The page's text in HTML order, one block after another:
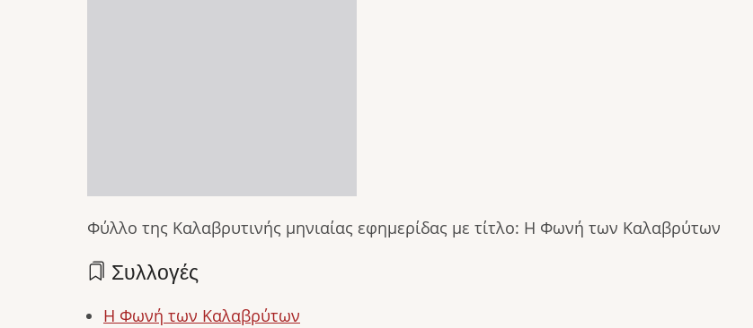
Φύλλο της Καλαβρυτινής μηνιαίας εφημερίδας με τίτλο: Η Φωνή των Καλαβρύτων
Συλλογές
Η Φωνή των Καλαβρύτων